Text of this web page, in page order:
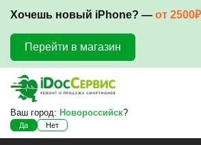
Хочешь новый iPhone? — от
Перейти в магазин
Ваш город: Новороссийск?
Да Нет